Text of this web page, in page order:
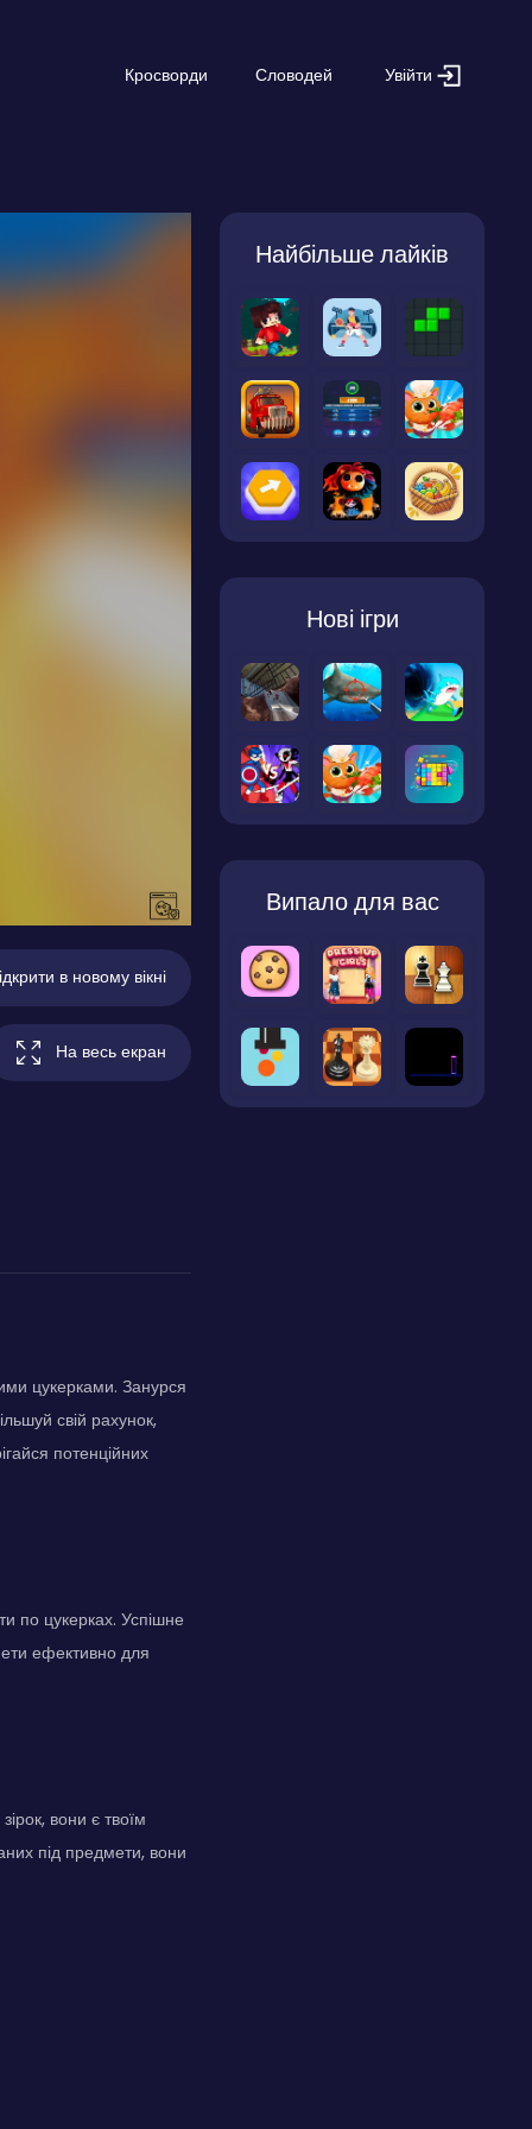
Кросворди Словодей Увійти
в новому вікні
На весь екран
цукерками. Занурся
свій рахунок,
потенційних
по цукерках. Успішне
ефективно для
вони є твоїм
під предмети, вони
Найбільше лайків
Нові ігри
Випало для вас